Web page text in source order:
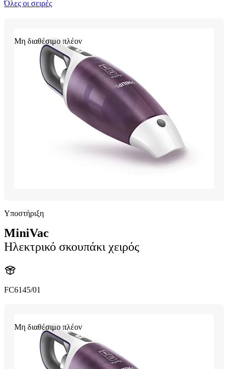
Όλες οι σειρές
Μη διαθέσιμο πλέον
Υποστήριξη
MiniVac
Ηλεκτρικό σκουπάκι χειρός
FC6145/01
Μη διαθέσιμο πλέον